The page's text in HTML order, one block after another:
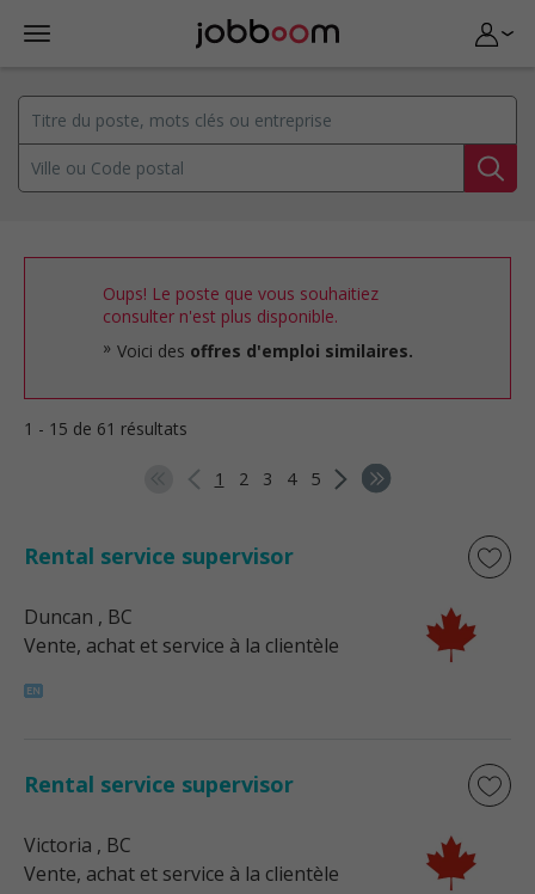
Oups! Le poste que vous souhaitiez
consulter n'est plus disponible.
Voici des offres d'emploi similaires.
1 - 15 de 61 résultats
1 2 3 4 5
Rental service supervisor
Duncan , BC
Vente, achat et service à la clientèle
Rental service supervisor
Victoria , BC
Vente, achat et service à la clientèle